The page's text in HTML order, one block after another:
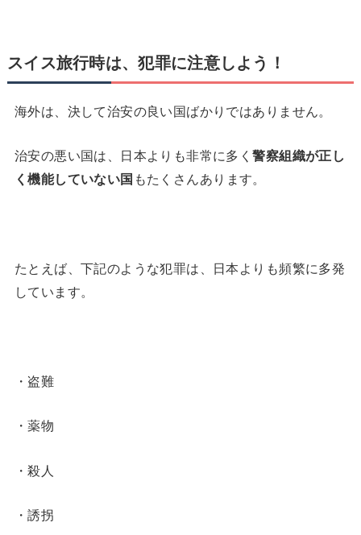
スイス旅行時は、犯罪に注意しよう！
海外は、決して治安の良い国ばかりではありません。
治安の悪い国は、日本よりも非常に多く警察組織が正し
く機能していない国 もたくさんあります。
たとえば、下記のような犯罪は、日本よりも頻繁に多発
しています。
・盗難
・薬物
・殺人
・誘拐